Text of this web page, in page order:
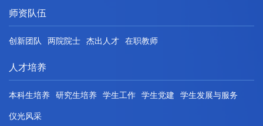
师资队伍
创新团队 两院院士 杰出人才 在职教师
人才培养
本科生培养 研究生培养 学生工作 学生党建 学生发展与服务
仪光风采